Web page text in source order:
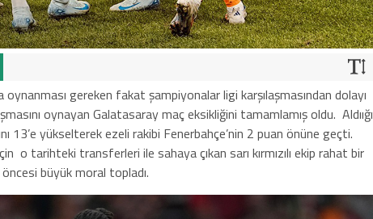
gereken fakat şampiyonalar ligi karşılaşmasından dolayı
oynayan Galatasaray maç eksikliğini tamamlamış oldu. Aldıığı
13’e yükselterek ezeli rakibi Fenerbahçe’nin 2 puan önüne geçti.
o tarihteki transferleri ile sahaya çıkan sarı kırmızılı ekip rahat bir
büyük moral topladı.